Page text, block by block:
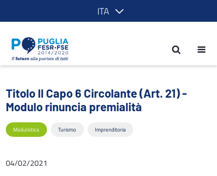
ITA
Titolo II Capo 6 Circolante (Art. 21) -
Titolo II Capo 6 Circolante (Art. 21) -
Modulo rinuncia premialità
Modulistica Turismo Imprenditoria
04/02/2021